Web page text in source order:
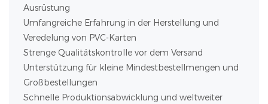
Ausrüstung
Umfangreiche Erfahrung in der Herstellung und
Veredelung von PVC-Karten
Strenge Qualitätskontrolle vor dem Versand
Unterstützung für kleine Mindestbestellmengen und
Großbestellungen
Schnelle Produktionsabwicklung und weltweiter